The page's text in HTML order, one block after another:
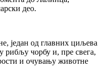
део.
један од главних циљева
рибљу чорбу и, пре свега,
и очувању животне